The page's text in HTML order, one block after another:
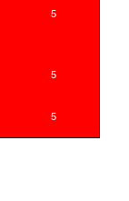
5
5
5